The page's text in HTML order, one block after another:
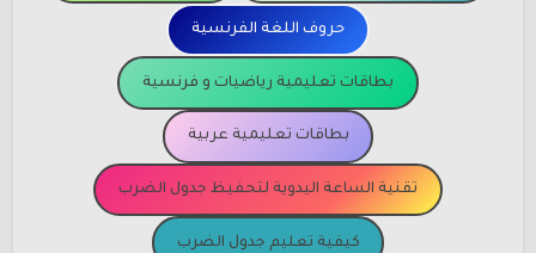
حروف اللغة الفرنسية
بطاقات تعليمية رياضيات و فرنسية
بطاقات تعليمية عربية
تقنية الساعة اليدوية لتحفيظ جدول الضرب
كيفية تعليم جدول الضرب